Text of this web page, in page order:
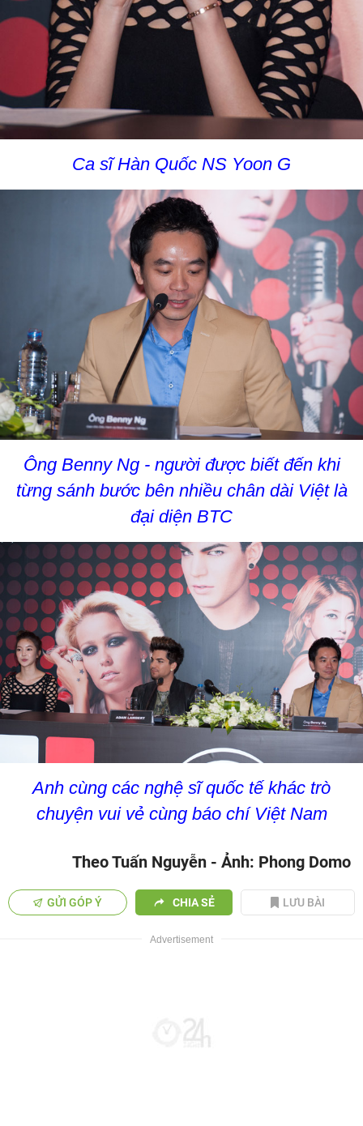
Ca sĩ Hàn Quốc NS Yoon G
Ông Benny Ng - người được biết đến khi
từng sánh bước bên nhiều chân dài Việt là
đại diện BTC
Anh cùng các nghệ sĩ quốc tế khác trò
chuyện vui vẻ cùng báo chí Việt Nam
Theo Tuấn Nguyễn - Ảnh: Phong Domo
GỬI GÓP Ý CHIA SẺ LƯU BÀI